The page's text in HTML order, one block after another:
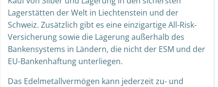
Lagerstätten der Welt in Liechtenstein und der
Schweiz. Zusätzlich gibt es eine einzigartige All-Risk-
Versicherung sowie die Lagerung außerhalb des
Bankensystems in Ländern, die nicht der ESM und der
EU-Bankenhaftung unterliegen.
Das Edelmetallvermögen kann jederzeit zu- und